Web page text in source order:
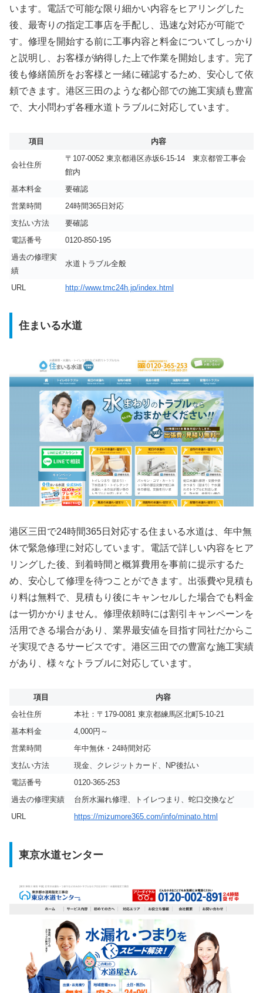
います。電話で可能な限り細かい内容をヒアリングした
後、最寄りの指定工事店を手配し、迅速な対応が可能で
す。修理を開始する前に工事内容と料金についてしっかり
と説明し、お客様が納得した上で作業を開始します。完了
後も修繕箇所をお客様と一緒に確認するため、安心して依
頼できます。港区三田のような都心部での施工実績も豊富
で、大小問わず各種水道トラブルに対応しています。
項目 内容
会社住所
〒107-0052 東京都港区赤坂6-15-14 東京都管工事会
館内
基本料金
要確認
営業時間
24時間365日対応
支払い方法
要確認
電話番号
0120-850-195
過去の修理実
績
水道トラブル全般
URL http://www.tmc24h.jp/index.html
住まいる水道
港区三田で24時間365日対応する住まいる水道は、年中無
休で緊急修理に対応しています。電話で詳しい内容をヒア
リングした後、到着時間と概算費用を事前に提示するた
め、安心して修理を待つことができます。出張費や見積も
り料は無料で、見積もり後にキャンセルした場合でも料金
は一切かかりません。修理依頼時には割引キャンペーンを
活用できる場合があり、業界最安値を目指す同社だからこ
そ実現できるサービスです。港区三田での豊富な施工実績
があり、様々なトラブルに対応しています。
項目
内容
会社住所
本社：〒179-0081 東京都練馬区北町5-10-21
基本料金
4,000円～
営業時間
年中無休・24時間対応
支払い方法
現金、クレジットカード、NP後払い
電話番号
0120-365-253
過去の修理実績
台所水漏れ修理、トイレつまり、蛇口交換など
URL
https://mizumore365.com/info/minato.html
東京水道センター